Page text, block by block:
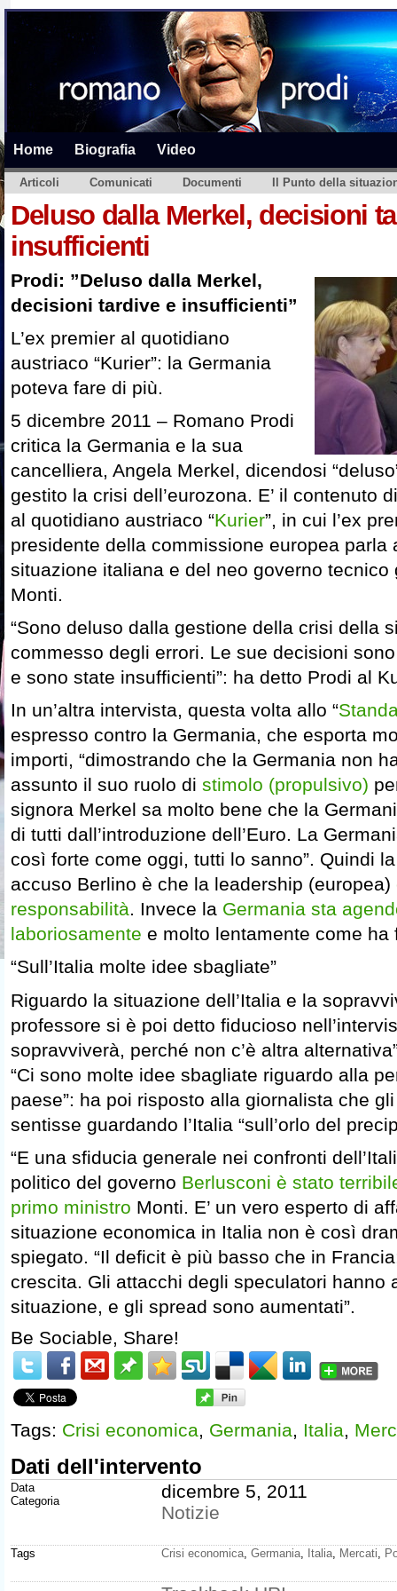
Home Biografia Video
Articoli Comunicati Documenti Il Punto della
Deluso dalla Merkel, decisioni
insufficienti
Prodi: ”Deluso dalla Merkel,
decisioni tardive e insufficienti”
L’ex premier al quotidiano
austriaco “Kurier”: la Germania
poteva fare di più.
5 dicembre 2011 – Romano Prodi
critica la Germania e la sua
cancelliera, Angela Merkel, dicendosi
gestito la crisi dell’eurozona. E’ il contenuto
al quotidiano austriaco “Kurier”, in cui l’ex
presidente della commissione europea parla
situazione italiana e del neo governo tecnico
Monti.
“Sono deluso dalla gestione della crisi della
commesso degli errori. Le sue decisioni
e sono state insufficienti”: ha detto Prodi al
In un’altra intervista, questa volta allo “
espresso contro la Germania, che esporta
importi, “dimostrando che la Germania non
assunto il suo ruolo di stimolo (propulsivo)
signora Merkel sa molto bene che la
di tutti dall’introduzione dell’Euro. La
così forte come oggi, tutti lo sanno”. Quindi
accuso Berlino è che la leadership (europea)
responsabilità. Invece la Germania sta
laboriosamente e molto lentamente come ha
“Sull’Italia molte idee sbagliate”
Riguardo la situazione dell’Italia e la
professore si è poi detto fiducioso
sopravviverà, perché non c’è altra
“Ci sono molte idee sbagliate riguardo alla
paese”: ha poi risposto alla giornalista che
sentisse guardando l’Italia “sull’orlo del
“E una sfiducia generale nei confronti
politico del governo Berlusconi è stato
primo ministro Monti. E’ un vero esperto di
situazione economica in Italia non è così
spiegato. “Il deficit è più basso che in
crescita. Gli attacchi degli speculatori hanno
situazione, e gli spread sono aumentati”.
Be Sociable, Share!
Tags: Crisi economica, Germania, Italia,
Dati dell'intervento
Data
Categoria
dicembre 5, 2011
Notizie
Tags Crisi economica Germania Italia Mercati